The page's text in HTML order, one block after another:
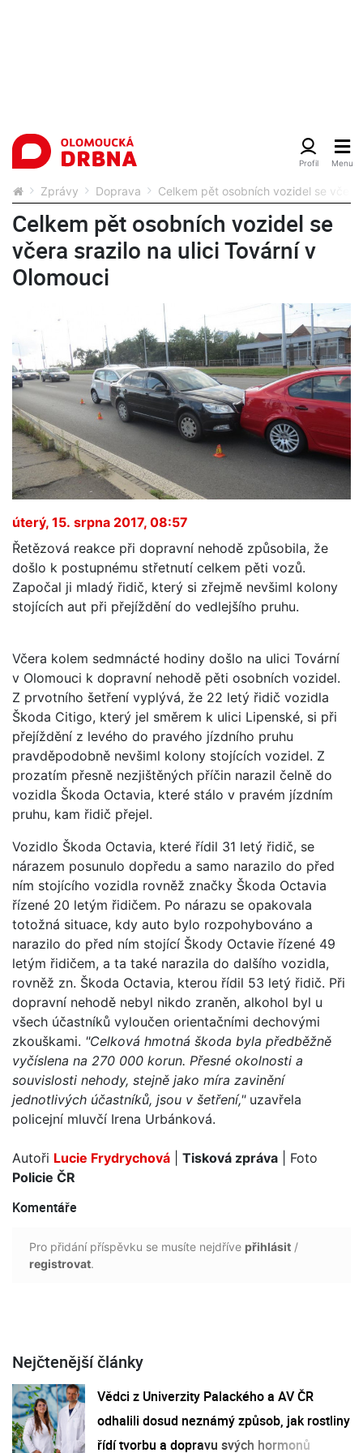
Zprávy Doprava Celkem pět osobních vozidel se
Celkem pět osobních vozidel se
včera srazilo na ulici Tovární v
Olomouci
úterý, 15. srpna 2017, 08:57
Řetězová reakce při dopravní nehodě způsobila, že
došlo k postupnému střetnutí celkem pěti vozů.
Započal ji mladý řidič, který si zřejmě nevšiml kolony
stojících aut při přejíždění do vedlejšího pruhu.
Včera kolem sedmnácté hodiny došlo na ulici Tovární
v Olomouci k dopravní nehodě pěti osobních vozidel.
Z prvotního šetření vyplývá, že 22 letý řidič vozidla
Škoda Citigo, který jel směrem k ulici Lipenské, si při
přejíždění z levého do pravého jízdního pruhu
pravděpodobně nevšiml kolony stojících vozidel. Z
prozatím přesně nezjištěných příčin narazil čelně do
vozidla Škoda Octavia, které stálo v pravém jízdním
pruhu, kam řidič přejel.
Vozidlo Škoda Octavia, které řídil 31 letý řidič, se
nárazem posunulo dopředu a samo narazilo do před
ním stojícího vozidla rovněž značky Škoda Octavia
řízené 20 letým řidičem. Po nárazu se opakovala
totožná situace, kdy auto bylo rozpohybováno a
narazilo do před ním stojící Škody Octavie řízené 49
letým řidičem, a ta také narazila do dalšího vozidla,
rovněž zn. Škoda Octavia, kterou řídil 53 letý řidič. Při
dopravní nehodě nebyl nikdo zraněn, alkohol byl u
všech účastníků vyloučen orientačními dechovými
zkouškami. "Celková hmotná škoda byla předběžně
vyčíslena na 270 000 korun. Přesné okolnosti a
souvislosti nehody, stejně jako míra zavinění
jednotlivých účastníků, jsou v šetření,"uzavřela
policejní mluvčí Irena Urbánková.
Autoři Lucie Frydrychová Tisková zpráva | Foto
Policie ČR
Komentáře
Pro přidání příspěvku se musíte nejdříve přihlásit /
registrovat.
Nejčtenější články
Vědci z Univerzity Palackého a AV ČR
odhalili dosud neznámý způsob, jak rostliny
řídí tvorbu a dopravu svých hormonů